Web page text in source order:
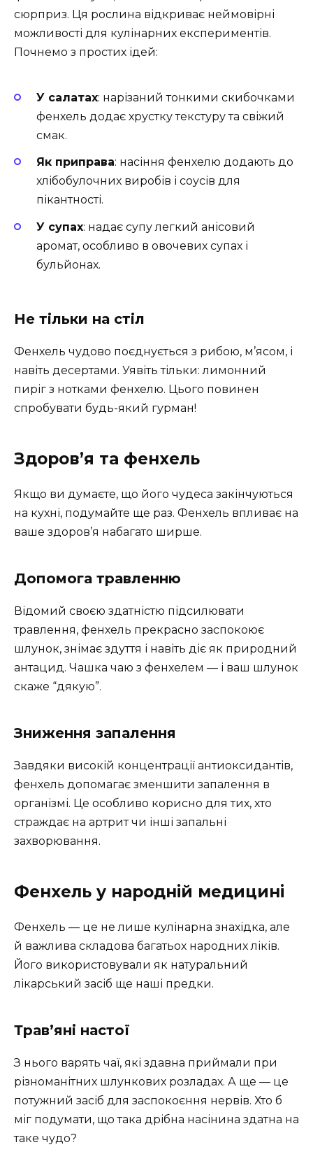
сюрприз. Ця рослина відкриває неймовірні
можливості для кулінарних експериментів.
Почнемо з простих ідей:
У салатах: нарізаний тонкими скибочками
фенхель додає хрустку текстуру та свіжий
смак.
Як приправа: насіння фенхелю додають до
хлібобулочних виробів і соусів для
пікантності.
У супах: надає супу легкий анісовий
аромат, особливо в овочевих супах і
бульйонах.
Не тільки на стіл
Фенхель чудово поєднується з рибою, м’ясом, і
навіть десертами. Уявіть тільки: лимонний
пиріг з нотками фенхелю. Цього повинен
спробувати будь-який гурман!
Здоров’я та фенхель
Якщо ви думаєте, що його чудеса закінчуються
на кухні, подумайте ще раз. Фенхель впливає на
ваше здоров’я набагато ширше.
Допомога травленню
Відомий своєю здатністю підсилювати
травлення, фенхель прекрасно заспокоює
шлунок, знімає здуття і навіть діє як природний
антацид. Чашка чаю з фенхелем — і ваш шлунок
скаже “дякую”.
Зниження запалення
Завдяки високій концентрації антиоксидантів,
фенхель допомагає зменшити запалення в
організмі. Це особливо корисно для тих, хто
страждає на артрит чи інші запальні
захворювання.
Фенхель у народній медицині
Фенхель — це не лише кулінарна знахідка, але
й важлива складова багатьох народних ліків.
Його використовували як натуральний
лікарський засіб ще наші предки.
Трав’яні настої
З нього варять чаї, які здавна приймали при
різноманітних шлункових розладах. А ще — це
потужний засіб для заспокоєння нервів. Хто б
міг подумати, що така дрібна насінина здатна на
таке чудо?